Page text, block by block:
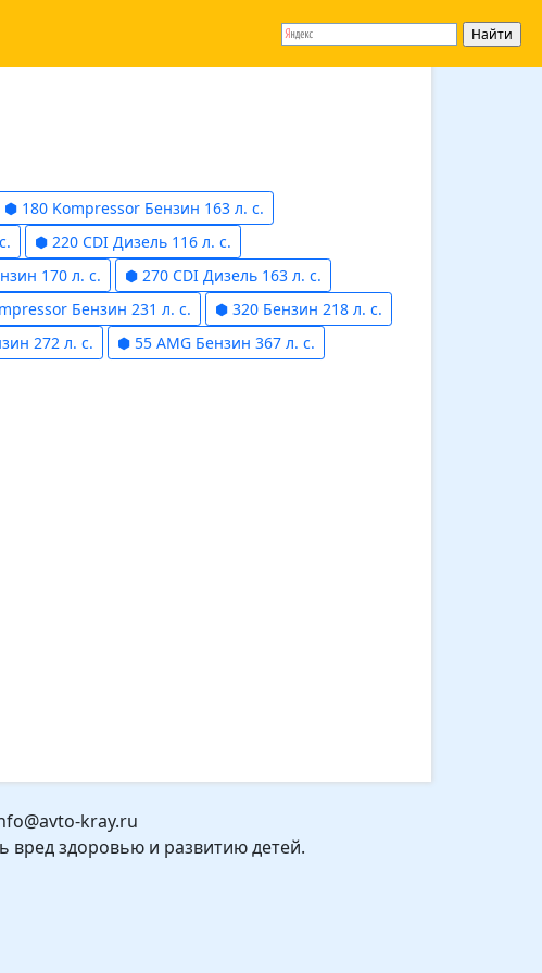
⬢ 180 Kompressor Бензин 163 л. с.
⬢ 220 CDI Дизель 116 л. с.
170 л. с.
⬢ 270 CDI Дизель 163 л. с.
Бензин 231 л. с.
⬢ 320 Бензин 218 л. с.
272 л. с. ⬢ 55 AMG Бензин 367 л. с.
kray.ru
вред здоровью и развитию детей.